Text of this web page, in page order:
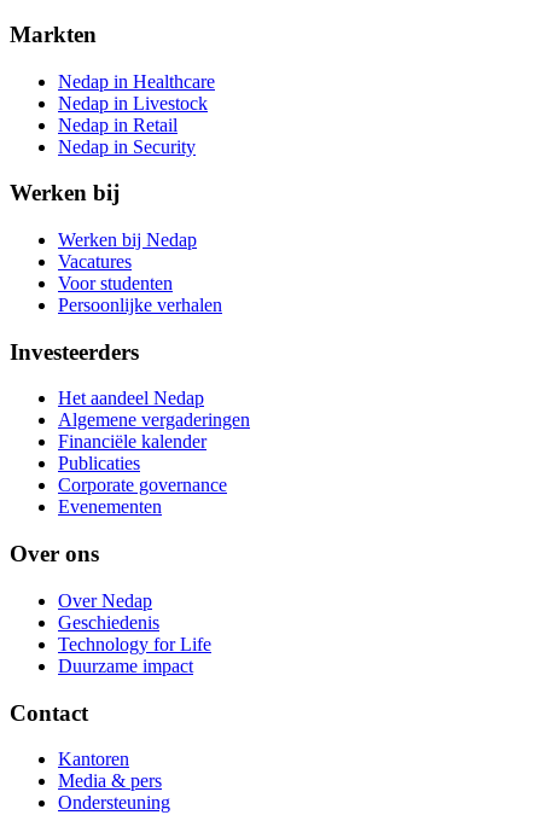
Markten
Nedap in Healthcare
Nedap in Livestock
Nedap in Retail
Nedap in Security
Werken bij
Werken bij Nedap
Vacatures
Voor studenten
Persoonlijke verhalen
Investeerders
Het aandeel Nedap
Algemene vergaderingen
Financiële kalender
Publicaties
Corporate governance
Evenementen
Over ons
Over Nedap
Geschiedenis
Technology for Life
Duurzame impact
Contact
Kantoren
Media & pers
Ondersteuning